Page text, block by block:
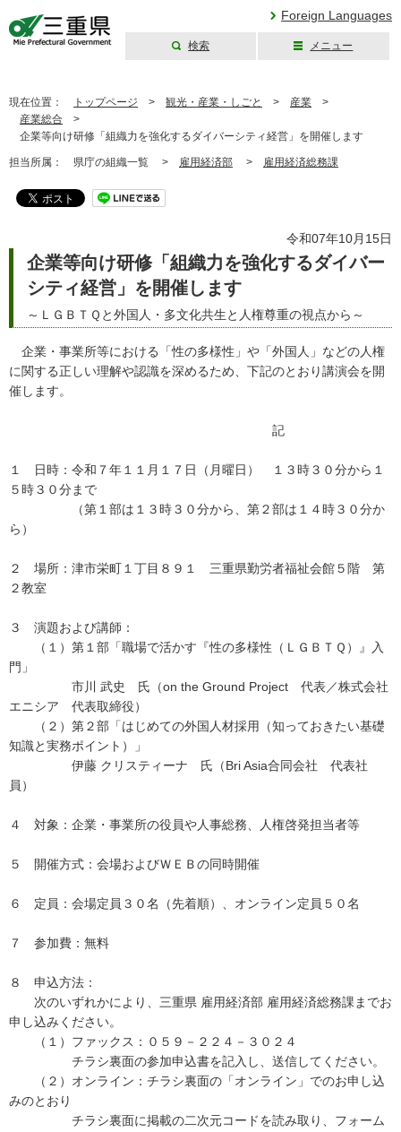
Foreign Languages
検索 メニュー
現在位置： トップページ > 観光・産業・しごと > 産業 >
産業総合 >
企業等向け研修「組織力を強化するダイバーシティ経営」を開催します
担当所属： 県庁の組織一覧 > 雇用経済部 > 雇用経済総務課
令和07年10月15日
企業等向け研修「組織力を強化するダイバー
シティ経営」を開催します
～ＬＧＢＴＱと外国人・多文化共生と人権尊重の視点から～
企業・事業所等における「性の多様性」や「外国人」などの人権
に関する正しい理解や認識を深めるため、下記のとおり講演会を開
催します。
記
１ 日時：令和７年１１月１７日（月曜日） １３時３０分から１
５時３０分まで
（第１部は１３時３０分から、第２部は１４時３０分か
ら）
２ 場所：津市栄町１丁目８９１ 三重県勤労者福祉会館５階 第
２教室
３ 演題および講師：
（１）第１部「職場で活かす『性の多様性（ＬＧＢＴＱ）』入
門」
市川 武史 氏（on the Ground Project 代表／株式会社
エニシア 代表取締役）
（２）第２部「はじめての外国人材採用（知っておきたい基礎
知識と実務ポイント）」
伊藤 クリスティーナ 氏（Bri Asia合同会社 代表社
員）
４ 対象：企業・事業所の役員や人事総務、人権啓発担当者等
５ 開催方式：会場およびＷＥＢの同時開催
６ 定員：会場定員３０名（先着順）、オンライン定員５０名
７ 参加費：無料
８ 申込方法：
次のいずれかにより、三重県 雇用経済部 雇用経済総務課までお
申し込みください。
（１）ファックス：０５９－２２４－３０２４
チラシ裏面の参加申込書を記入し、送信してください。
（２）オンライン：チラシ裏面の「オンライン」でのお申し込
みのとおり
チラシ裏面に掲載の二次元コードを読み取り、フォーム